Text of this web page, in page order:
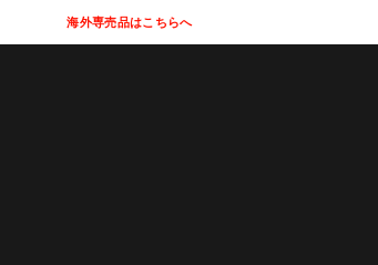
海外専売品はこちらへ